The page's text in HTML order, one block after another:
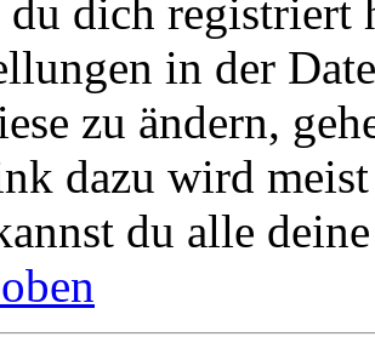
du dich registriert
in der
zu ändern,
dazu wird
du alle